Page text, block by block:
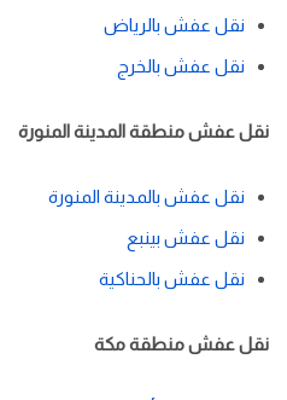
نقل عفش بالرياض
نقل عفش بالخرج
نقل عفش منطقة المدينة المنورة
نقل عفش بالمدينة المنورة
نقل عفش بينبع
نقل عفش بالحناكية
نقل عفش منطقة مكة